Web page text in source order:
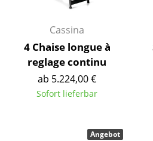
Stehtische & Stehpulte
Kindertische
Gartentische
Cassina
4 Chaise longue à
reglage continu
ab 5.224,00 €
Sofort lieferbar
Angebot